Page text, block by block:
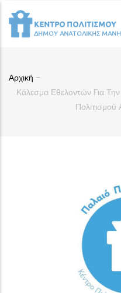
Παράκαμψη
προς
Breadcrumb
Αρχική -
Κάλεσμα Εθελοντών Για